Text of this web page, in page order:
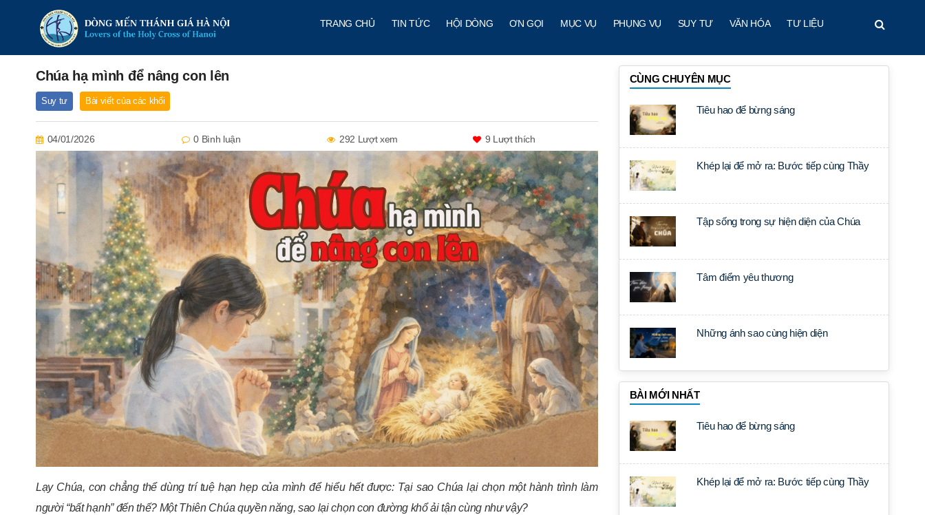
TRANG CHỦ TIN TỨC HỘI DÒNG ƠN GỌI MỤC VỤ PHỤNG VỤ SUY TƯ VĂN HÓA TƯ LIỆU
Chúa hạ mình để nâng con lên
Suy tư Bài viết của các khối
04/01/2026 0 Bình luận 292 Lượt xem 9 Lượt thích
Lạy Chúa, con chẳng thể dùng trí tuệ hạn hẹp của mình để hiểu hết được: Tại sao Chúa lại chọn một hành trình làm
người “bất hạnh” đến thế? Một Thiên Chúa quyền năng, sao lại chọn con đường khổ ải tận cùng như vậy?
CÙNG CHUYÊN MỤC
Tiêu hao để bừng sáng
Khép lại để mở ra: Bước tiếp cùng Thầy
Tập sống trong sự hiện diện của Chúa
Tâm điểm yêu thương
Những ánh sao cùng hiện diện
BÀI MỚI NHẤT
Tiêu hao để bừng sáng
Khép lại để mở ra: Bước tiếp cùng Thầy